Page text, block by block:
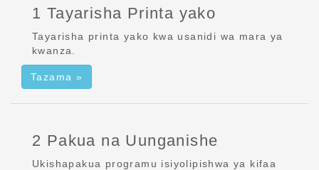
1 Tayarisha Printa yako
Tayarisha printa yako kwa usanidi wa mara ya
kwanza.
Tazama »
2 Pakua na Uunganishe
Ukishapakua programu isiyolipishwa ya kifaa